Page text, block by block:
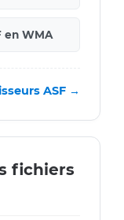
en WMA
ASF →
fichiers